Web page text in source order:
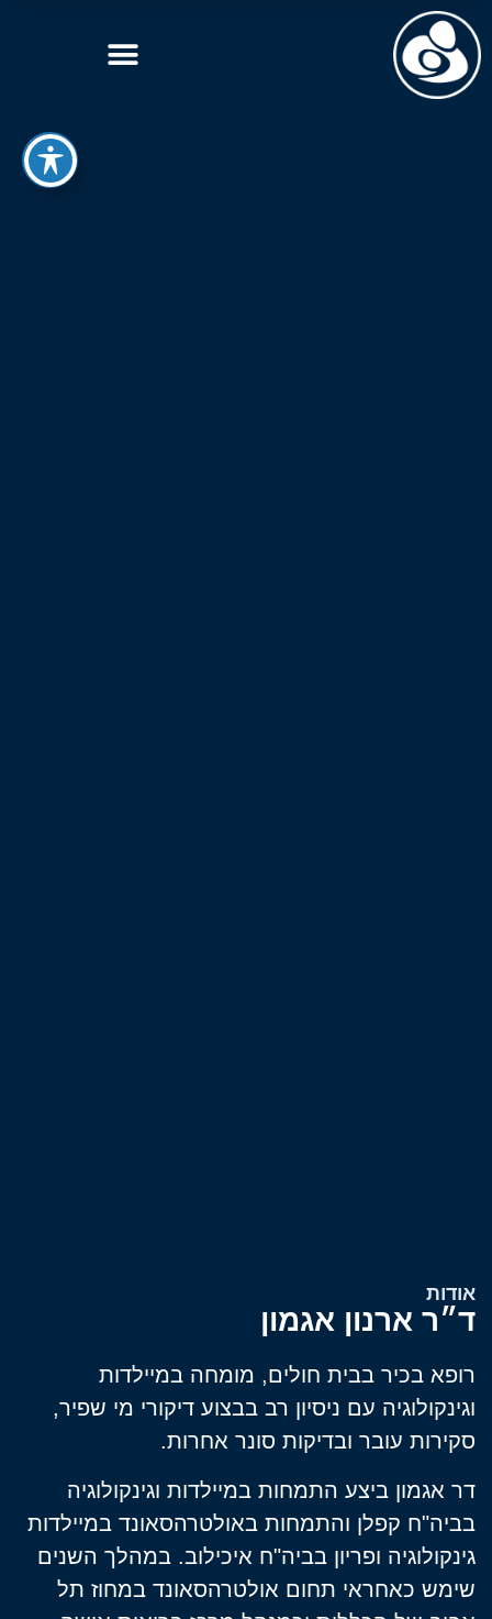
אודות
ד״ר ארנון אגמון
רופא בכיר בבית חולים, מומחה במיילדות
וגינקולוגיה עם ניסיון רב בבצוע דיקורי מי שפיר,
סקירות עובר ובדיקות סונר אחרות.
דר אגמון ביצע התמחות במיילדות וגינקולוגיה
בביה"ח קפלן והתמחות באולטרהסאונד במיילדות
גינקולוגיה ופריון בביה"ח איכילוב. במהלך השנים
שימש כאחראי תחום אולטרהסאונד במחוז תל